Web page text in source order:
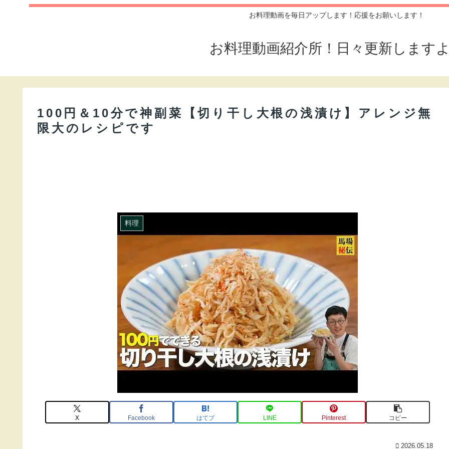
お料理動画を毎日アップします！応援をお願いします！
お料理動画紹介所！日々更新します
100円＆10分で神副菜【切り干し大根の浅漬け】アレンジ無
限大のレシピです
料理
X Facebook はてブ LINE Pinterest コピー
2026.05.18